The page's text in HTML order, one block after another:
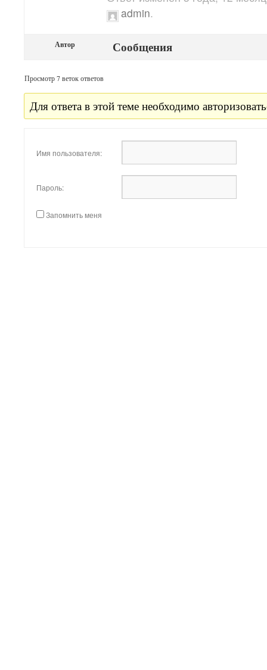
admin.
Автор Сообщения
Просмотр 7 веток ответов
Для ответа в этой теме необходимо
Имя пользователя:
Пароль:
Запомнить меня